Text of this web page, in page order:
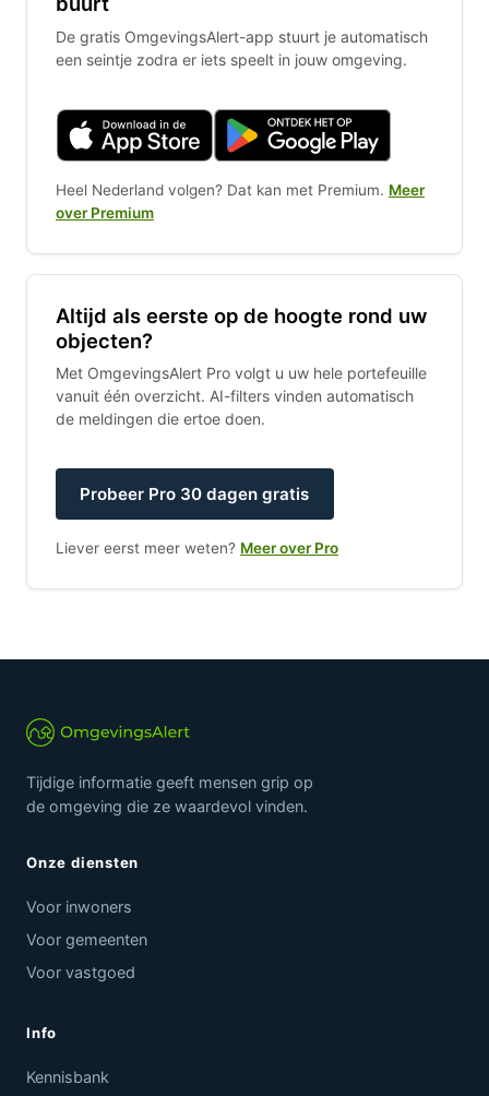
De gratis OmgevingsAlert-app stuurt je automatisch
een seintje zodra er iets speelt in jouw omgeving.
Heel Nederland volgen? Dat kan met Premium. Meer
over Premium
Altijd als eerste op de hoogte rond uw
objecten?
Met OmgevingsAlert Pro volgt u uw hele portefeuille
vanuit één overzicht. AI-filters vinden automatisch
de meldingen die ertoe doen.
Probeer Pro 30 dagen gratis
Liever eerst meer weten? Meer over Pro
Tijdige informatie geeft mensen grip op
de omgeving die ze waardevol vinden.
Onze diensten
Voor inwoners
Voor gemeenten
Voor vastgoed
Info
Kennisbank